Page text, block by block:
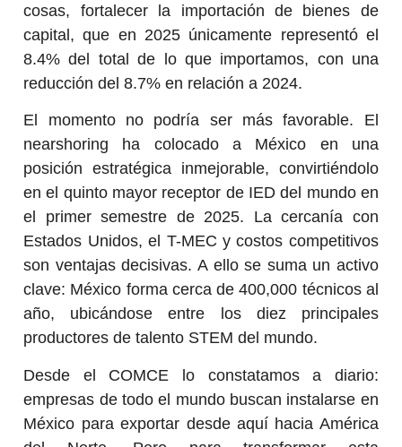
cosas, fortalecer la importación de bienes de
capital, que en 2025 únicamente representó el
8.4% del total de lo que importamos, con una
reducción del 8.7% en relación a 2024.
El momento no podría ser más favorable. El
nearshoring ha colocado a México en una
posición estratégica inmejorable, convirtiéndolo
en el quinto mayor receptor de IED del mundo en
el primer semestre de 2025. La cercanía con
Estados Unidos, el T-MEC y costos competitivos
son ventajas decisivas. A ello se suma un activo
clave: México forma cerca de 400,000 técnicos al
año, ubicándose entre los diez principales
productores de talento STEM del mundo.
Desde el COMCE lo constatamos a diario:
empresas de todo el mundo buscan instalarse en
México para exportar desde aquí hacia América